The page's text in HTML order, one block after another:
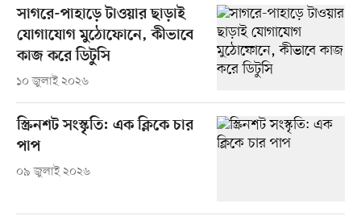
সাগরে-পাহাড়ে টাওয়ার ছাড়াই
যোগাযোগ মুঠোফোনে, কীভাবে
কাজ করে ডিটুসি
১০ জুলাই ২০২৬
স্ক্রিনশট সংস্কৃতি: এক ক্লিকে চার
পাপ
০৯ জুলাই ২০২৬